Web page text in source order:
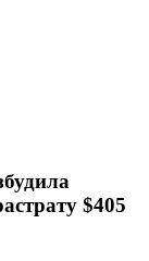
$405